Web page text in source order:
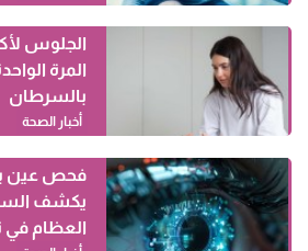
المرة
بالسرطان
أخبار الصحة
فحص عين
يكشف
العظام في